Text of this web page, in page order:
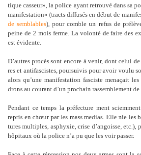
ti­que cas­seur», la police ayant retrouvé dans sa
mani­fes­ta­tion» (tracts dif­fu­sés en début de
de sem­bla­bles), pour comble un refus de
peine de 2 mois ferme. La volonté de faire des
est évidente.
D’autres procès sont encore à venir, dont celui
res et anti­fas­cis­tes, pour­sui­vis pour avoir voulu
alors qu’une mani­fes­ta­tion fas­ciste mena­çait
drons au cou­rant d’un pro­chain ras­sem­ble­ment
Pendant ce temps la pré­fec­ture ment
repris en chœur par les mass medias. Elle nie les
tu­res mul­ti­ples, asphyxie, crise d’angoisse, etc.),
hôpi­taux où la police n’a pu que les voir passer.